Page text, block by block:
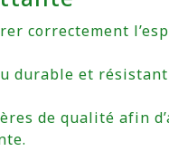
correctement
durable et
de qualité afin